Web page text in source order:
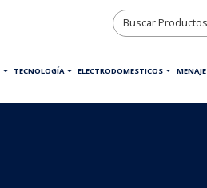
TECNOLOGÍA ELECTRODOMESTICOS MENAJE